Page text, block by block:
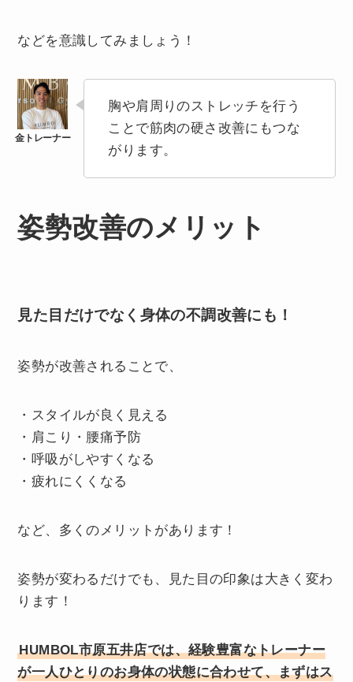
などを意識してみましょう！
胸や肩周りのストレッチを行う
ことで筋肉の硬さ改善にもつな
がります。
姿勢改善のメリット
見た目だけでなく身体の不調改善にも！
姿勢が改善されることで、
・スタイルが良く見える
・肩こり・腰痛予防
・呼吸がしやすくなる
・疲れにくくなる
など、多くのメリットがあります！
姿勢が変わるだけでも、見た目の印象は大きく変わ
ります！
HUMBOL市原五井店では、経験豊富なトレーナー
が一人ひとりのお身体の状態に合わせて、まずはス